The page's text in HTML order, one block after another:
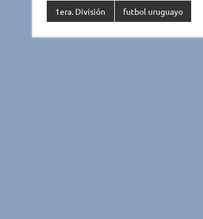
1era. División futbol uruguayo